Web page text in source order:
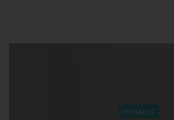
HERAULT